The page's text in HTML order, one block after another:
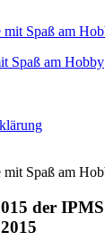
Spaß am Hobby
der